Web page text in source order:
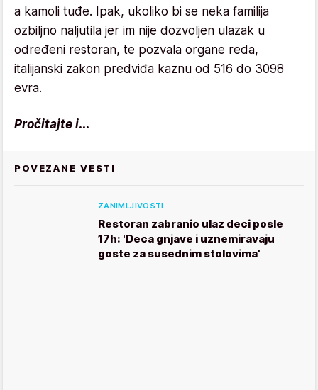
a kamoli tuđe. Ipak, ukoliko bi se neka familija
ozbiljno naljutila jer im nije dozvoljen ulazak u
određeni restoran, te pozvala organe reda,
italijanski zakon predviđa kaznu od 516 do 3098
evra.
Pročitajte i...
POVEZANE VESTI
ZANIMLJIVOSTI
Restoran zabranio ulaz deci posle
17h: 'Deca gnjave i uznemiravaju
goste za susednim stolovima'